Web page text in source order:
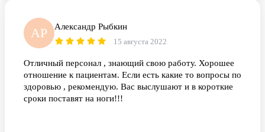
АР Александр Рыбкин
15 августа 2022
Отличный персонал , знающий свою работу. Хорошее
отношение к пациентам. Если есть какие то вопросы по
здоровью , рекомендую. Вас выслушают и в короткие
сроки поставят на ноги!!!